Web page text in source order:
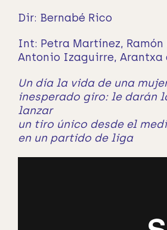
Dir: Bernabé Rico
Int: Petra Martínez, Ramón
Antonio Izaguirre, Arantxa
Un día la vida de una
inesperado giro: le darán
lanzar
un tiro único desde el
en un partido de liga